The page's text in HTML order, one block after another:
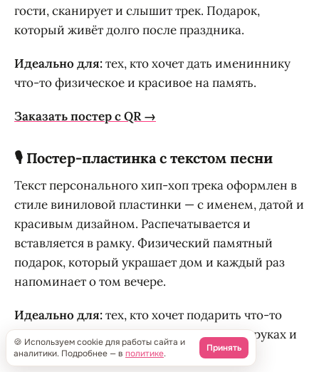
гости, сканирует и слышит трек. Подарок,
который живёт долго после праздника.
Идеально для:тех, кто хочет дать имениннику
что-то физическое и красивое на память.
Заказать постер с QR →
🎙️ Постер-пластинка с текстом песни
Текст персонального хип-хоп трека оформлен в
стиле виниловой пластинки — с именем, датой и
красивым дизайном. Распечатывается и
вставляется в рамку. Физический памятный
подарок, который украшает дом и каждый раз
напоминает о том вечере.
Идеально для:тех, кто хочет подарить что-то
тёплое и красивое, что можно держать в руках и
повесить на стену.
🍪 Используем cookie для работы сайта и
аналитики. Подробнее — в политике. Принять